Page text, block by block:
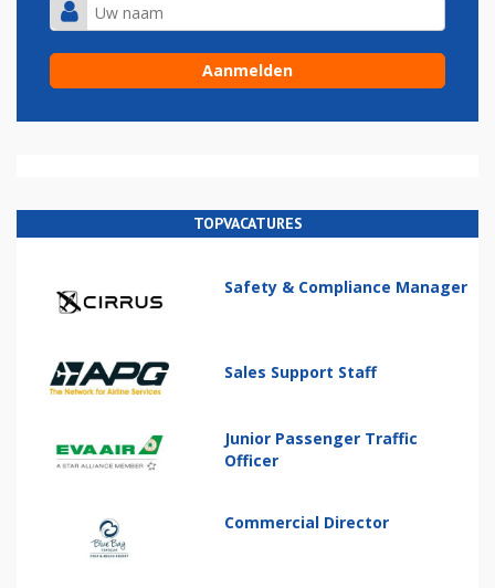
TOPVACATURES
Safety & Compliance Manager
Sales Support Staff
Junior Passenger Traffic
Officer
Commercial Director